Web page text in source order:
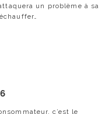
un problème à sa
c’est le